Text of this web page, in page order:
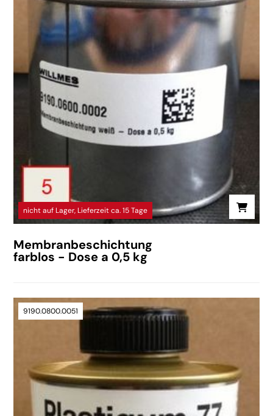
nicht auf Lager, Lieferzeit ca. 15 Tage
Membranbeschichtung
farblos - Dose a 0,5 kg
9190.0800.0051